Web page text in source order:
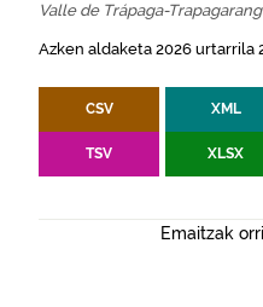
Valle de Trápaga-
Azken aldaketa 2026 urtarrila
CSV XML
TSV XLSX
Emaitzak